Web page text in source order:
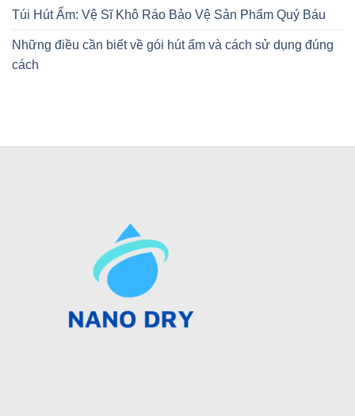
Túi Hút Ẩm: Vệ Sĩ Khô Ráo Bảo Vệ Sản Phẩm Quý Báu
Những điều cần biết về gói hút ẩm và cách sử dụng đúng
cách